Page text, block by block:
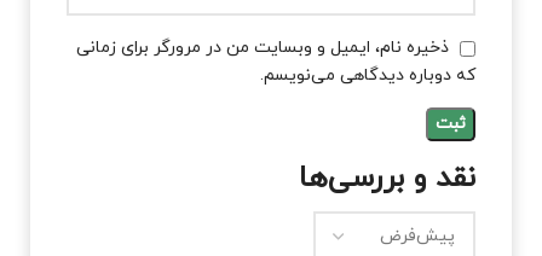
نقد و بررسی‌ها
ذخیره نام، ایمیل و وبسایت من در مرورگر برای زمانی
که دوباره دیدگاهی می‌نویسم.